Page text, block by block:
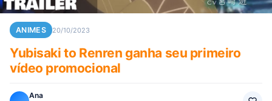
ANIMES 20/10/2023
Yubisaki to Renren ganha seu primeiro
vídeo promocional
Ana